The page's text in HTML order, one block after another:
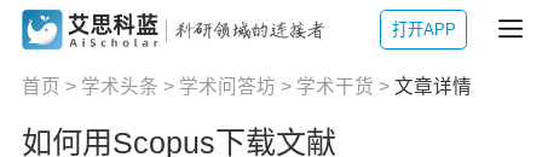
打开APP
首页 > 学术头条 > 学术问答坊 > 学术干货 > 文章详情
如何用Scopus下载文献